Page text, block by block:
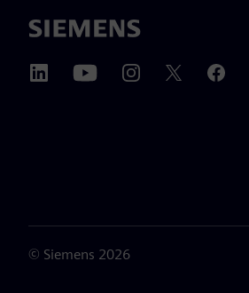
© Siemens 2026